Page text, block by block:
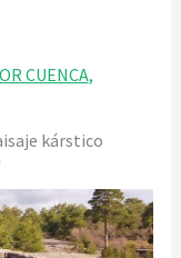
CUENCA,
kárstico